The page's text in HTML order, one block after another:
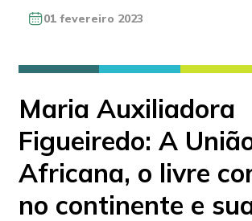
01 fevereiro 2023
Maria Auxiliadora
Figueiredo: A
Africana, o livre
no continente e